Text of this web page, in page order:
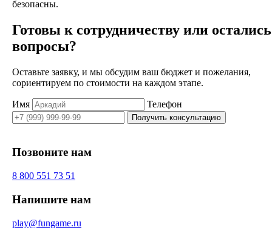
безопасны.
Готовы к сотрудничеству или остались
вопросы?
Оставьте заявку, и мы обсудим ваш бюджет и пожелания,
сориентируем по стоимости на каждом этапе.
Имя Телефон
Получить консультацию
Позвоните нам
8 800 551 73 51
Напишите нам
play@fungame.ru